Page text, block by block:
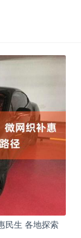
民生 各地探索